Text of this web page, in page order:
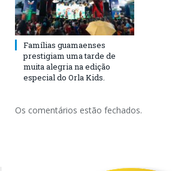
Famílias guamaenses
prestigiam uma tarde de
muita alegria na edição
especial do Orla Kids.
Os comentários estão fechados.